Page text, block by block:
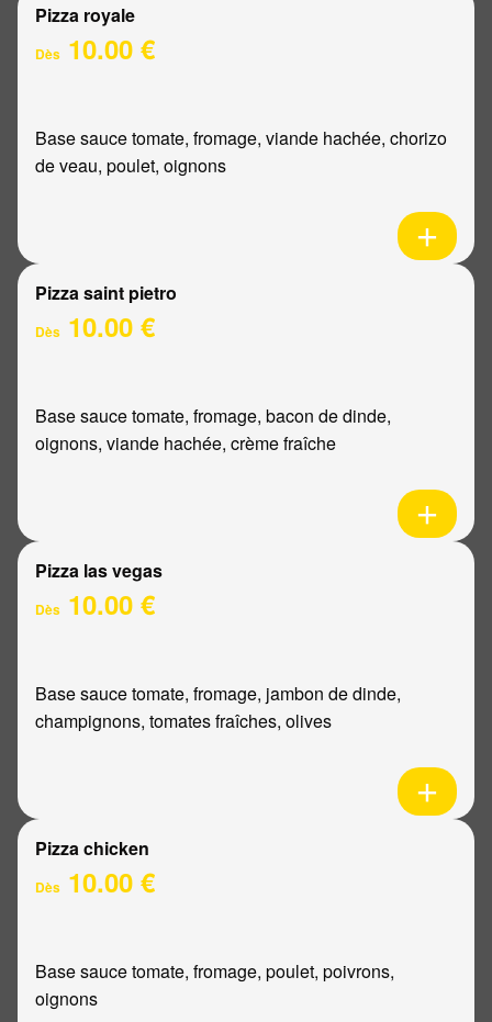
Pizza royale
Dès 10.00 €
Base sauce tomate, fromage, viande hachée, chorizo
de veau, poulet, oignons
Pizza saint pietro
Dès 10.00 €
Base sauce tomate, fromage, bacon de dinde,
oignons, viande hachée, crème fraîche
Pizza las vegas
Dès 10.00 €
Base sauce tomate, fromage, jambon de dinde,
champignons, tomates fraîches, olives
Pizza chicken
Dès 10.00 €
Base sauce tomate, fromage, poulet, poivrons,
oignons